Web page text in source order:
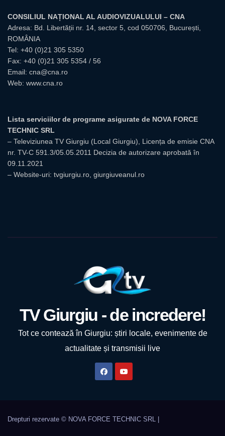
CONSILIUL NAȚIONAL AL AUDIOVIZUALULUI – CNA
Adresa: Bd. Libertății nr. 14, sector 5, cod 050706, București,
ROMÂNIA
Tel: +40 (0)21 305 5350
Fax: +40 (0)21 305 5354 / 56
Email: cna@cna.ro
Web: www.cna.ro
Lista serviciilor de programe asigurate de NOVA FORCE
TECHNIC SRL
– Televiziunea TV Giurgiu (Local Giurgiu), Licența de emisie CNA
nr. TV-C 591.3/05.05.2011 Decizia de autorizare aprobată în
09.11.2021
– Website-uri: tvgiurgiu.ro, giurgiuveanul.ro
TV Giurgiu - de incredere!
Tot ce contează în Giurgiu: știri locale, evenimente de
actualitate și transmisii live